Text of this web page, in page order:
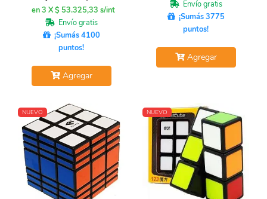
en 3 X $ 53.325,33 s/int
Envío gratis
¡Sumás 4100
puntos!
Agregar
Envío gratis
¡Sumás 3775
puntos!
Agregar
NUEVO NUEVO